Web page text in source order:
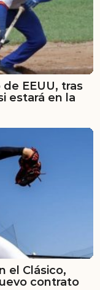
EEUU, tras
estará en la
el Clásico,
contrato